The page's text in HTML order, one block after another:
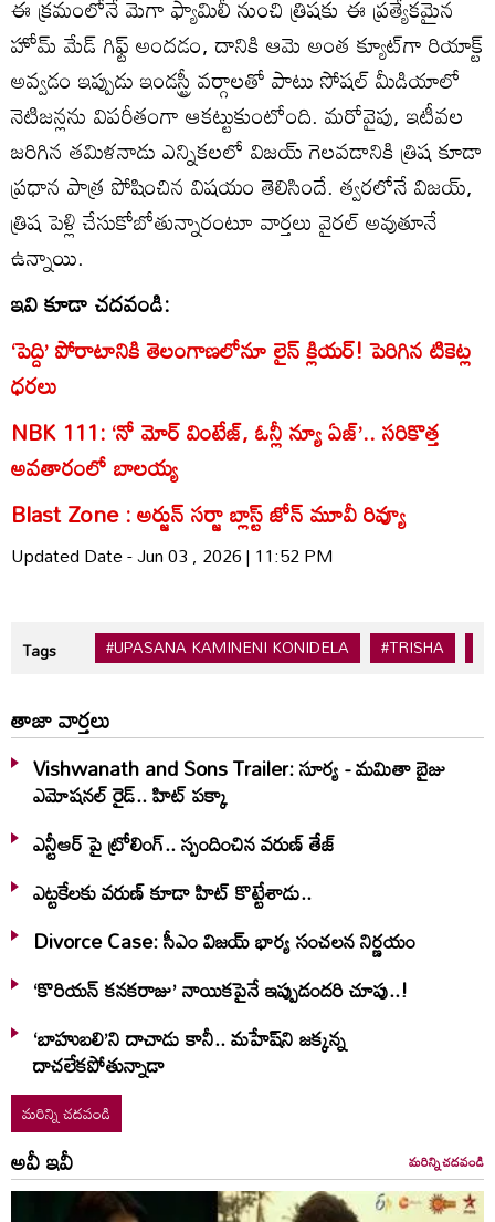
హోమ్ మేడ్ గిఫ్ట్ అందడం, దానికి ఆమె అంత క్యూట్‌గా రియాక్ట్
అవ్వడం ఇప్పుడు ఇండస్ట్రీ వర్గాలతో పాటు సోషల్ మీడియాలో
నెటిజన్లను విపరీతంగా ఆకట్టుకుంటోంది. మరోవైపు, ఇటీవల
జరిగిన తమిళనాడు ఎన్నికలలో విజయ్ గెలవడానికి త్రిష కూడా
ప్రధాన పాత్ర పోషించిన విషయం తెలిసిందే. త్వరలోనే విజయ్,
త్రిష పెళ్లి చేసుకోబోతున్నారంటూ వార్తలు వైరల్ అవుతూనే
ఉన్నాయి.
ఇవి కూడా చదవండి:
‘పెద్ది’ పోరాటానికి తెలంగాణలోనూ లైన్ క్లియర్! పెరిగిన టికెట్ల
ధరలు
NBK 111: ‘నో మోర్‌ వింటేజ్‌, ఓన్లీ న్యూ ఏజ్‌’.. సరికొత్త
అవతారంలో బాలయ్య
Blast Zone : అర్జున్ సర్జా బ్లాస్ట్ జోన్ మూవీ రివ్యూ
Updated Date - Jun 03 , 2026 | 11:52 PM
Tags #UPASANA KAMINENI KONIDELA #TRISHA
తాజా వార్తలు
Vishwanath and Sons Trailer: సూర్య - మమితా బైజు
ఎమోషనల్ రైడ్.. హిట్ పక్కా
ఎన్టీఆర్ పై ట్రోలింగ్.. స్పందించిన వరుణ్ తేజ్
ఎట్టకేలకు వరుణ్ కూడా హిట్ కొట్టేశాడు..
Divorce Case: సీఎం విజయ్ భార్య సంచలన నిర్ణయం
‘కొరియన్ కనకరాజు’ నాయికపైనే ఇప్పుడందరి చూపు..!
‘బాహుబలి’ని దాచాడు కానీ.. మహేష్‌ని జక్కన్న
దాచలేకపోతున్నాడా
మరిన్ని చదవండి
అవీ ఇవీ మరిన్ని చదవండి